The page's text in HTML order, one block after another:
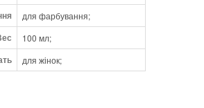
мозком того, що
знижує сприйняття
запаху на 70%.
для фарбування;
100 мл;
для жінок;